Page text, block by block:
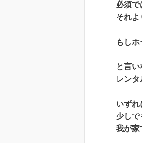
必須で
それよ
もし
と言
レン
いずれ
少しで
我が家